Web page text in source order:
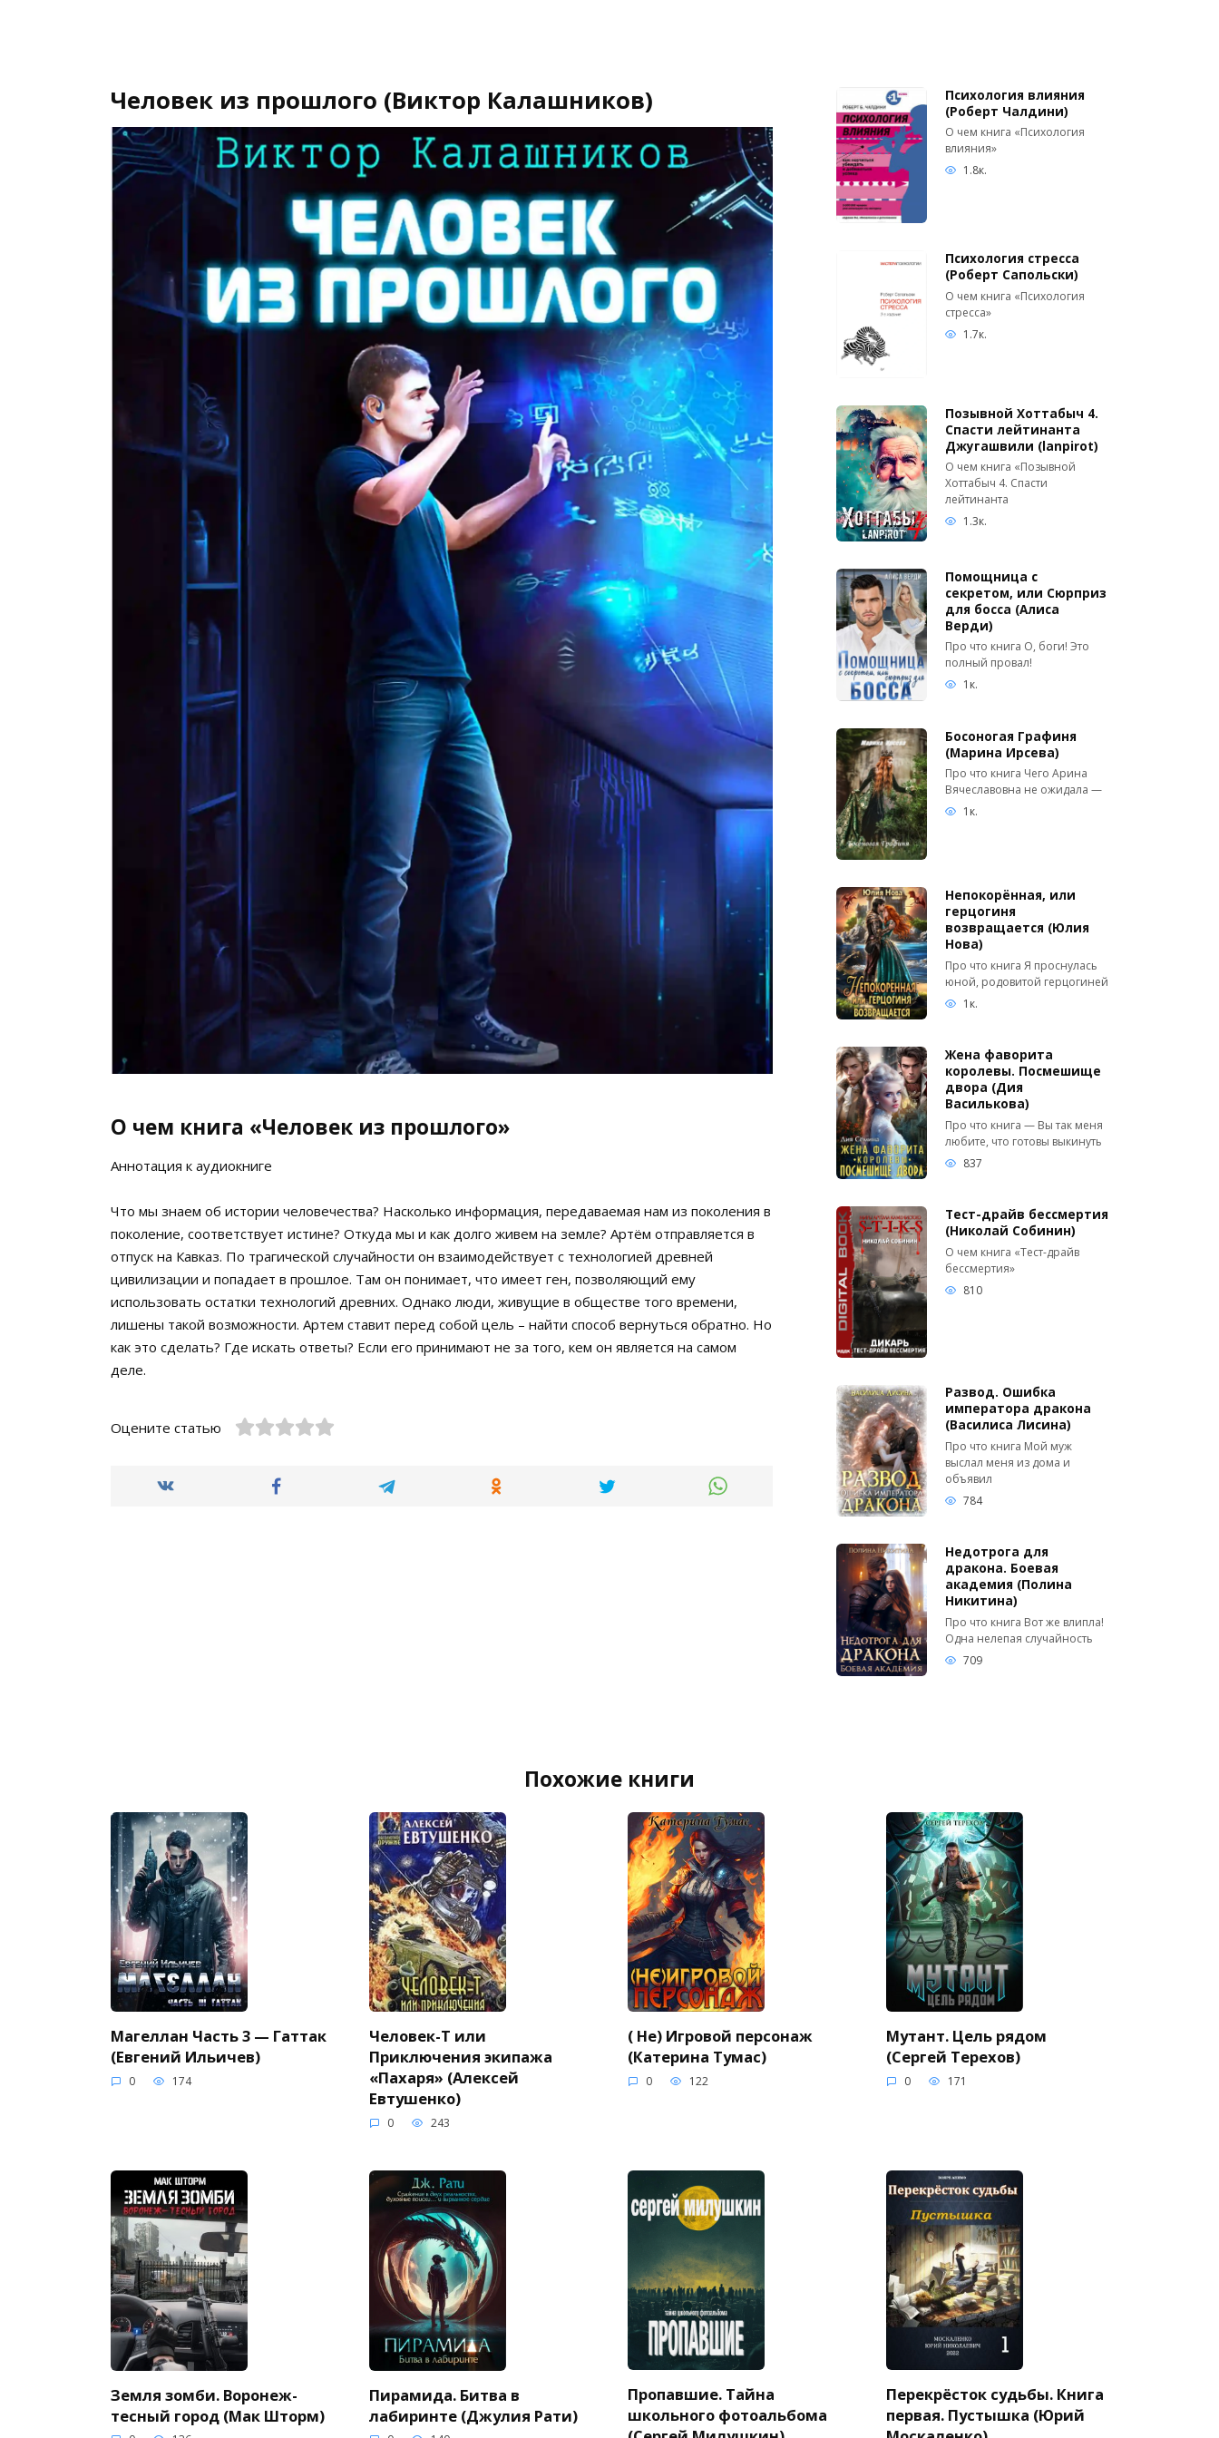
Человек из прошлого (Виктор Калашников)
О чем книга «Человек из прошлого»
Аннотация к аудиокниге
Что мы знаем об истории человечества? Насколько информация, передаваемая нам из поколения в
поколение, соответствует истине? Откуда мы и как долго живем на земле? Артём отправляется в
отпуск на Кавказ. По трагической случайности он взаимодействует с технологией древней
цивилизации и попадает в прошлое. Там он понимает, что имеет ген, позволяющий ему
использовать остатки технологий древних. Однако люди, живущие в обществе того времени,
лишены такой возможности. Артем ставит перед собой цель – найти способ вернуться обратно. Но
как это сделать? Где искать ответы? Если его принимают не за того, кем он является на самом
деле.
Оцените статью
Психология влияния
(Роберт Чалдини)
О чем книга «Психология
влияния»
1.8к.
Психология стресса
(Роберт Сапольски)
О чем книга «Психология
стресса»
1.7к.
Позывной Хоттабыч 4.
Спасти лейтинанта
Джугашвили (lanpirot)
О чем книга «Позывной
Хоттабыч 4. Спасти
лейтинанта
1.3к.
Помощница с
секретом, или Сюрприз
для босса (Алиса
Верди)
Про что книга О, боги! Это
полный провал!
1к.
Босоногая Графиня
(Марина Ирсева)
Про что книга Чего Арина
Вячеславовна не ожидала —
1к.
Непокорённая, или
герцогиня
возвращается (Юлия
Нова)
Про что книга Я проснулась
юной, родовитой герцогиней
1к.
Жена фаворита
королевы. Посмешище
двора (Дия
Василькова)
Про что книга — Вы так меня
любите, что готовы выкинуть
837
Тест-драйв бессмертия
(Николай Собинин)
О чем книга «Тест-драйв
бессмертия»
810
Развод. Ошибка
императора дракона
(Василиса Лисина)
Про что книга Мой муж
выслал меня из дома и
объявил
784
Недотрога для
дракона. Боевая
академия (Полина
Никитина)
Про что книга Вот же влипла!
Одна нелепая случайность
709
Похожие книги
Магеллан Часть 3 — Гаттак
(Евгений Ильичев)
0 174
Человек-Т или
Приключения экипажа
«Пахаря» (Алексей
Евтушенко)
0 243
( Не) Игровой персонаж
(Катерина Тумас)
0 122
Мутант. Цель рядом
(Сергей Терехов)
0 171
Земля зомби. Воронеж-
тесный город (Мак Шторм)
Пирамида. Битва в
лабиринте (Джулия Рати)
Пропавшие. Тайна
школьного фотоальбома
Перекрёсток судьбы. Книга
первая. Пустышка (Юрий